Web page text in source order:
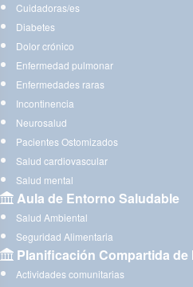
Cuidadoras/es
Diabetes
Dolor crónico
Enfermedad pulmonar
Enfermedades raras
Incontinencia
Neurosalud
Pacientes Ostomizados
Salud cardiovascular
Salud mental
Aula de Entorno Saludable
Salud Ambiental
Seguridad Alimentaria
Planificación Compartida de
Actividades comunitarias